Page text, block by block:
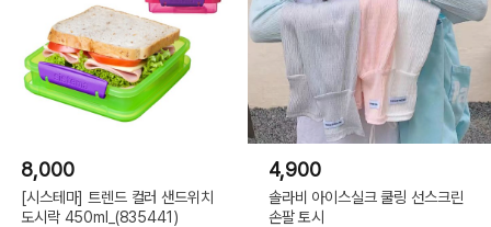
8,000
[시스테마] 트렌드 컬러 샌드위치
도시락 450ml_(835441)
4,900
솔라비 아이스실크 쿨링 선스크린
손팔 토시